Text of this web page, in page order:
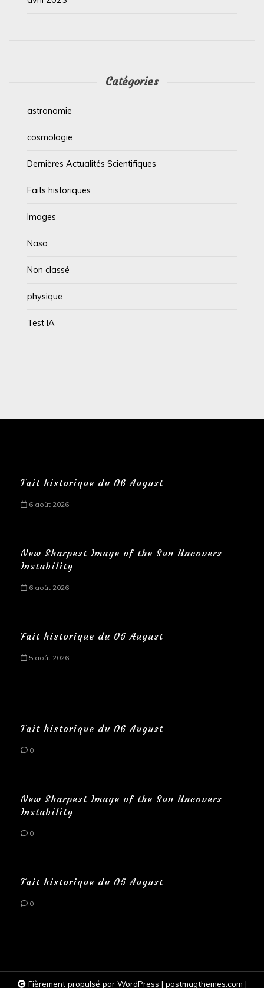
Catégories
astronomie
cosmologie
Dernières Actualités Scientifiques
Faits historiques
Images
Nasa
Non classé
physique
Test IA
Fait historique du 06 August
6 août 2026
New Sharpest Image of the Sun Uncovers
Instability
6 août 2026
Fait historique du 05 August
5 août 2026
Fait historique du 06 August
0
New Sharpest Image of the Sun Uncovers
Instability
0
Fait historique du 05 August
0
Fièrement propulsé par WordPress | postmagthemes.com |